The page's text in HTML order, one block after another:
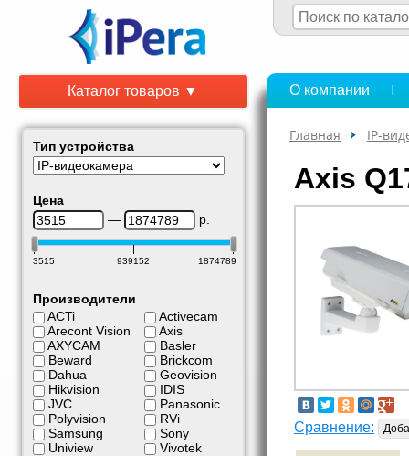
Каталог товаров ▼
Тип устройства
Цена
—
р.
3515 939152 1874789
Производители
ACTi
Arecont Vision
AXYCAM
Beward
Dahua
Hikvision
JVC
Polyvision
Samsung
Uniview
Activecam
Axis
Basler
Brickcom
Geovision
IDIS
Panasonic
RVi
Sony
Vivotek
О компании
Главная IP-
Axis
Сравнение: